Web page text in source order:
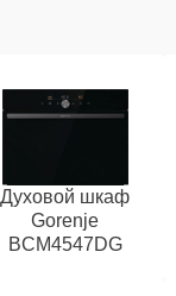
Духовой шкаф
Gorenje
BCM4547DG